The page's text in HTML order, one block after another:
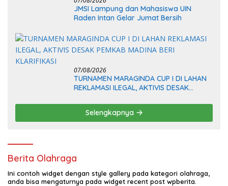
JMSI Lampung dan Mahasiswa UIN
Raden Intan Gelar Jumat Bersih
07/08/2026
TURNAMEN MARAGINDA CUP I DI LAHAN
REKLAMASI ILEGAL, AKTIVIS DESAK
Selengkapnya
Berita Olahraga
Ini contoh widget dengan style gallery pada kategori olahraga,
anda bisa mengaturnya pada widget recent post wpberita.